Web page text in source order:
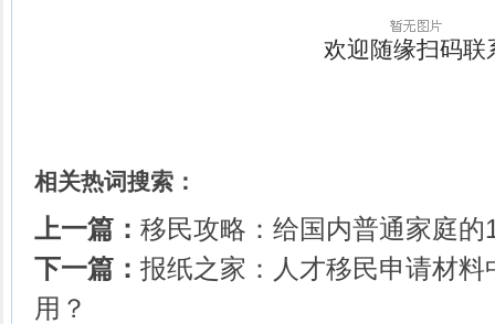
欢迎随缘扫码联系
相关热词搜索：
上一篇： 移民攻略：给国内普通家庭的
下一篇： 报纸之家：人才移民申请材
用？